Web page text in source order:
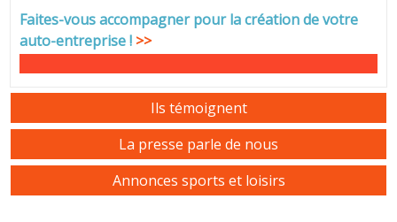
Faites-vous accompagner pour la création de votre
auto-entreprise! >>
Ils témoignent
La presse parle de nous
Annonces sports et loisirs